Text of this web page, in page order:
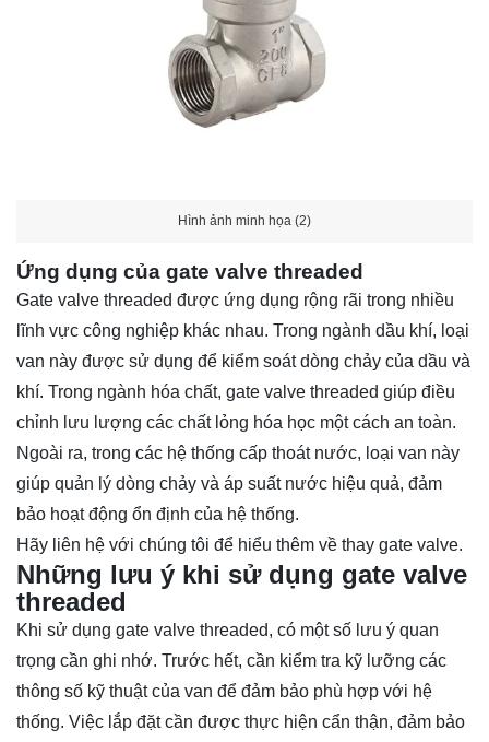
Hình ảnh minh họa (2)
Ứng dụng của gate valve threaded
Gate valve threaded được ứng dụng rộng rãi trong nhiều
lĩnh vực công nghiệp khác nhau. Trong ngành dầu khí, loại
van này được sử dụng để kiểm soát dòng chảy của dầu và
khí. Trong ngành hóa chất, gate valve threaded giúp điều
chỉnh lưu lượng các chất lỏng hóa học một cách an toàn.
Ngoài ra, trong các hệ thống cấp thoát nước, loại van này
giúp quản lý dòng chảy và áp suất nước hiệu quả, đảm
bảo hoạt động ổn định của hệ thống.
Hãy liên hệ với chúng tôi để hiểu thêm về thay gate valve.
Những lưu ý khi sử dụng gate valve
threaded
Khi sử dụng gate valve threaded, có một số lưu ý quan
trọng cần ghi nhớ. Trước hết, cần kiểm tra kỹ lưỡng các
thông số kỹ thuật của van để đảm bảo phù hợp với hệ
thống. Việc lắp đặt cần được thực hiện cẩn thận, đảm bảo